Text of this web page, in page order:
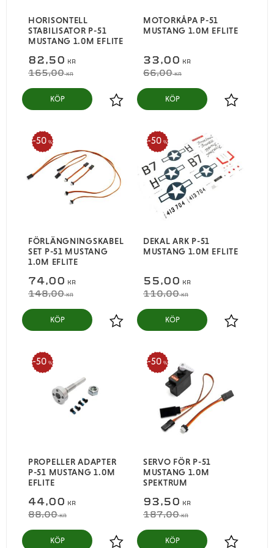
HORISONTELL
STABILISATOR P-51
MUSTANG 1.0M EFLITE
82,50 KR
165,00KR
Lägg till i favoriter
KÖP
MOTORKÅPA P-51
MUSTANG 1.0M EFLITE
33,00 KR
66,00KR
Lägg till i
KÖP
FÖRLÄNGNINGSKABEL
SET P-51 MUSTANG
1.0M EFLITE
74,00 KR
148,00KR
50 %
Lägg till i favoriter
KÖP
DEKAL ARK P-51
MUSTANG 1.0M EFLITE
55,00 KR
110,00KR
50 %
Lägg till i
KÖP
PROPELLER ADAPTER
P-51 MUSTANG 1.0M
EFLITE
44,00 KR
88,00KR
50 %
KÖP
SERVO FÖR P-51
MUSTANG 1.0M
SPEKTRUM
93,50 KR
187,00KR
50 %
KÖP